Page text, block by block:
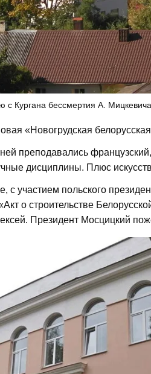
с Кургана бессмертия А.
«Новогрудская
преподавались
дисциплины. Плюс
с участием польского
о строительстве
Президент Мосцицкий